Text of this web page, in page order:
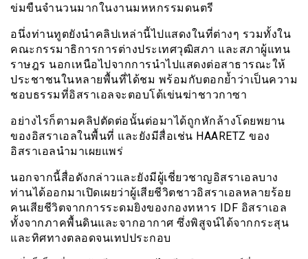
ข่มขืนจำนวนมากในงานมหหกรรมดนตรี
อนึ่งท่านทูตยังนำคลิปเหล่านี้ไปแสดงในที่ต่างๆ รวมทั้งใน
คณะกรรมาธิการการต่างประเทศวุฒิสภา และสภาผู้แทน
ราษฎร นอกเหนือไปจากการนำไปแสดงต่อสาธารณะให้
ประชาชนในหลายพื้นที่ได้ชม พร้อมกับตอกย้ำว่าเป็นความ
ชอบธรรมที่อิสราเอลจะตอบโต้เข่นฆ่าชาวกาซา
อย่างไรก็ตามคลิปตัดต่อนั้นต่อมาได้ถูกหักล้างโดยพยาน
ของอิสราเอลในพื้นที่ และยังมีสื่อเช่น HAARETZ ของ
อิสราเอลนำมาเผยแพร่
นอกจากนี้สื่อดังกล่าวและยังมีผู้เชี่ยวชาญอิสราเอลบาง
ท่านได้ออกมาเปิดเผยว่าผู้เสียชีวิตชาวอิสราเอลหลายร้อย
คนเสียชีวิตจากการระดมยิงของกองทหาร IDF อิสราเอล
ทั้งจากภาคพื้นดินและจากอากาศ ซึ่งพิสูจน์ได้จากกระสุน
และทิศทางตลอดจนเทปประกอบ